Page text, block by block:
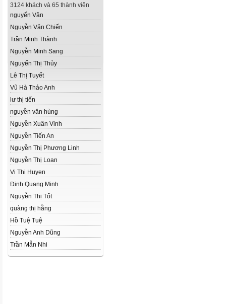
3124 khách và 65 thành viên
nguyến Vân
Nguyễn Văn Chiến
Trần Minh Thành
Nguyễn Minh Sang
Nguyển Thị Thủy
Lê Thị Tuyết
Vũ Hà Thảo Anh
lư thị tiến
nguyễn văn hùng
Nguyễn Xuân Vinh
Nguyễn Tiến An
Nguyễn Thị Phương Linh
Nguyễn Thị Loan
Vi Thi Huyen
Đinh Quang Minh
Nguyễn Thị Tốt
quàng thị hằng
Hồ Tuệ Tuệ
Nguyễn Anh Dũng
Trần Mẫn Nhi